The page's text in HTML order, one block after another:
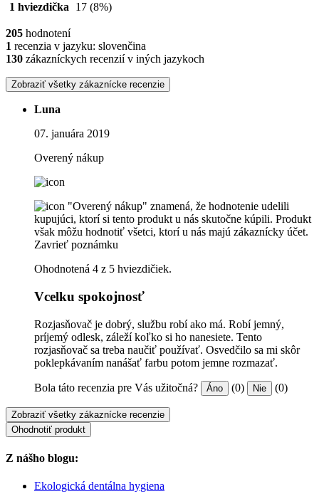
1 hviezdička
17 (8%)
205 hodnotení
1 recenzia v jazyku: slovenčina
130 zákazníckych recenzií v iných jazykoch
Zobraziť všetky zákaznícke recenzie
Luna
07. januára 2019
Overený nákup
"Overený nákup" znamená, že hodnotenie udelili
kupujúci, ktorí si tento produkt u nás skutočne kúpili. Produkt
však môžu hodnotiť všetci, ktorí u nás majú zákaznícky účet.
Zavrieť poznámku
Ohodnotená 4 z 5 hviezdičiek.
Vcelku spokojnosť
Rozjasňovač je dobrý, službu robí ako má. Robí jemný,
príjemý odlesk, záleží koľko si ho nanesiete. Tento
rozjasňovač sa treba naučiť používať. Osvedčilo sa mi skôr
poklepkávaním nanášať farbu potom jemne rozmazať.
Bola táto recenzia pre Vás užitočná? Áno (0) Nie (0)
Zobraziť všetky zákaznícke recenzie
Ohodnotiť produkt
Z nášho blogu:
Ekologická dentálna hygiena